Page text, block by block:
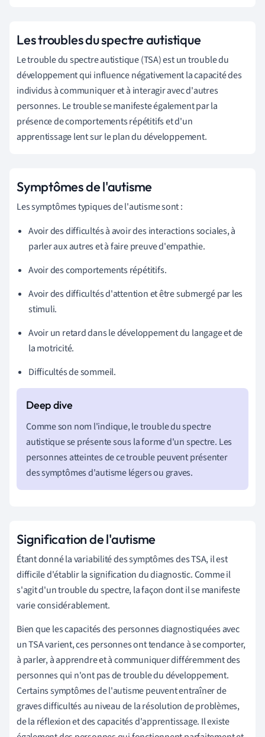
Les troubles du spectre autistique
Le trouble du spectre autistique (TSA) est un trouble du
développement qui influence négativement la capacité des
individus à communiquer et à interagir avec d'autres
personnes. Le trouble se manifeste également par la
présence de comportements répétitifs et d'un
apprentissage lent sur le plan du développement.
Symptômes de l'autisme
Les symptômes typiques de l'autisme sont :
Avoir des difficultés à avoir des interactions sociales, à
parler aux autres et à faire preuve d'empathie.
Avoir des comportements répétitifs.
Avoir des difficultés d'attention et être submergé par les
stimuli.
Avoir un retard dans le développement du langage et de
la motricité.
Difficultés de sommeil.
Comme son nom l'indique, le trouble du spectre
autistique se présente sous la forme d'un spectre. Les
personnes atteintes de ce trouble peuvent présenter
des symptômes d'autisme légers ou graves.
Signification de l'autisme
Étant donné la variabilité des symptômes des TSA, il est
difficile d'établir la signification du diagnostic. Comme il
s'agit d'un trouble du spectre, la façon dont il se manifeste
varie considérablement.
Bien que les capacités des personnes diagnostiquées avec
un TSA varient, ces personnes ont tendance à se comporter,
à parler, à apprendre et à communiquer différemment des
personnes qui n'ont pas de trouble du développement.
Certains symptômes de l'autisme peuvent entraîner de
graves difficultés au niveau de la résolution de problèmes,
de la réflexion et des capacités d'apprentissage. Il existe